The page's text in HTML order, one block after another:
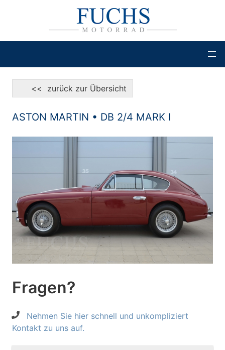
<< zurück zur Übersicht
ASTON MARTIN • DB 2/4 MARK I
Fragen?
Nehmen Sie hier schnell und unkompliziert
Kontakt zu uns auf.